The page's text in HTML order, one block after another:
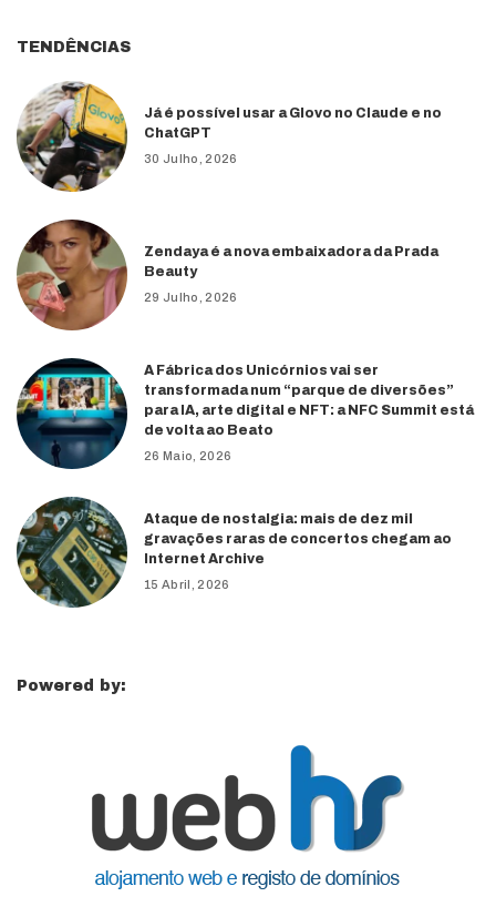
TENDÊNCIAS
Já é possível usar a Glovo no Claude e no
ChatGPT
30 Julho, 2026
Zendaya é a nova embaixadora da Prada
Beauty
29 Julho, 2026
A Fábrica dos Unicórnios vai ser
transformada num “parque de diversões”
para IA, arte digital e NFT: a NFC Summit está
de volta ao Beato
26 Maio, 2026
Ataque de nostalgia: mais de dez mil
gravações raras de concertos chegam ao
Internet Archive
15 Abril, 2026
Powered by: